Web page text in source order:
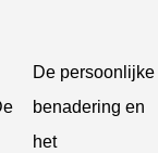
De persoonlijke
benadering en
het